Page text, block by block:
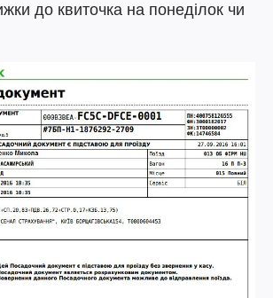
до квиточка на понеділок чи